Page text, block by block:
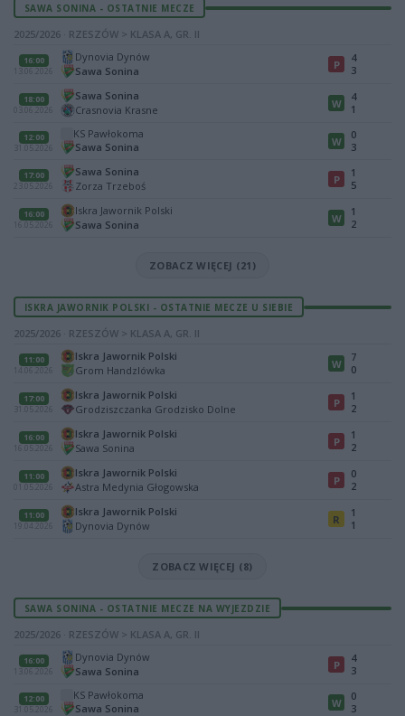
SAWA SONINA - OSTATNIE MECZE
2025/2026 · RZESZÓW > KLASA A, GR. II
16:00
13.06.2026
Dynovia Dynów
Sawa Sonina
P
4
3
18:00
03.06.2026
Sawa Sonina
Crasnovia Krasne
W
4
1
12:00
31.05.2026
KS Pawłokoma
Sawa Sonina
W
0
3
17:00
23.05.2026
Sawa Sonina
Zorza Trzeboś
P
1
5
16:00
16.05.2026
Iskra Jawornik Polski
Sawa Sonina
W
1
2
ZOBACZ WIĘCEJ (21)
ISKRA JAWORNIK POLSKI - OSTATNIE MECZE U SIEBIE
2025/2026 · RZESZÓW > KLASA A, GR. II
11:00
14.06.2026
Iskra Jawornik Polski
Grom Handzlówka
W
7
0
17:00
31.05.2026
Iskra Jawornik Polski
Grodziszczanka Grodzisko Dolne
P
1
2
16:00
16.05.2026
Iskra Jawornik Polski
Sawa Sonina
P
1
2
11:00
01.05.2026
Iskra Jawornik Polski
Astra Medynia Głogowska
P
0
2
11:00
19.04.2026
Iskra Jawornik Polski
Dynovia Dynów
R
1
1
ZOBACZ WIĘCEJ (8)
SAWA SONINA - OSTATNIE MECZE NA WYJEZDZIE
2025/2026 · RZESZÓW > KLASA A, GR. II
16:00
13.06.2026
Dynovia Dynów
Sawa Sonina
P
4
3
12:00
31.05.2026
KS Pawłokoma
Sawa Sonina
W
0
3